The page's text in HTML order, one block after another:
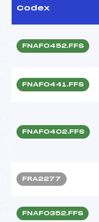
Codex
FNAF0452.FFS
FNAF0441.FFS
FNAF0402.FFS
FRA2277
FNAF0352.FFS